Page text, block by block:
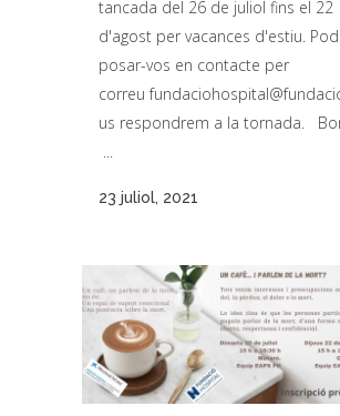
tancada del 26 de juliol fins el 22
d'agost per vacances d'estiu.
posar-vos en contacte per
correu
us respondrem a la tornada.
23 juliol, 2021